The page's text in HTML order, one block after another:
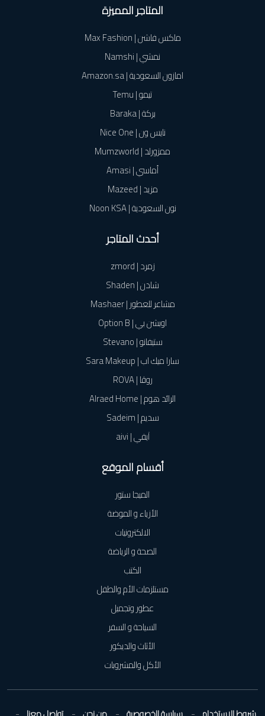
المتاجر المميزة
ماكس فاشن | Max Fashion
نمشي | Namshi
امازون السعودية | Amazon.sa
تيمو | Temu
بركة | Baraka
نايس ون | Nice One
ممزورلد | Mumzworld
أماسي | Amasi
مزيد | Mazeed
نون السعودية | Noon KSA
أحدث المتاجر
زمرد | zmord
شادن | Shaden
مشاعر للعطور | Mashaer
اوبشن بي | Option B
ستيفانو | Stevano
سارا ميك اب | Sara Makeup
روڤا | ROVA
الرائد هوم | Alraed Home
سديم | Sadeim
آيفي | aivi
أقسام الموقع
الميجا ستور
الأزياء و الموضة
الالكترونيات
الصحة و الرياضة
الكتب
مستلزمات الأم والطفل
عطور وتجميل
السياحة و السفر
الأثاث والديكور
الأكل والمشروبات